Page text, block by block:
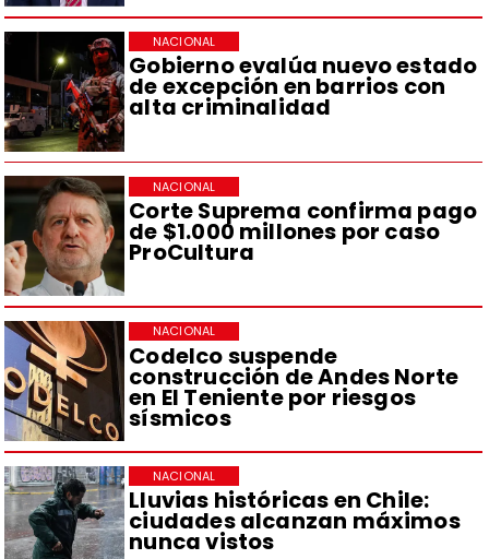
Gobierno evalúa nuevo estado
de excepción en barrios con
alta criminalidad
NACIONAL
Corte Suprema confirma pago
de $1.000 millones por caso
ProCultura
NACIONAL
Codelco suspende
construcción de Andes Norte
en El Teniente por riesgos
sísmicos
NACIONAL
Lluvias históricas en Chile:
ciudades alcanzan máximos
nunca vistos
NACIONAL